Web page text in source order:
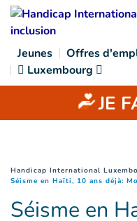
Goto main content
Jeunes Offres
Luxembourg
JE
You are here :
Handicap International
Séisme en Haïti, 10 ans déjà:
Séisme en